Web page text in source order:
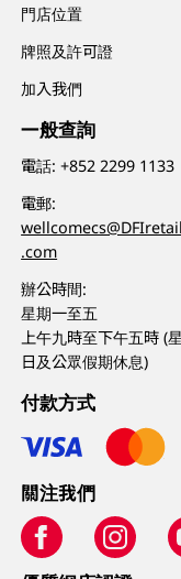
門店位置
牌照及許可證
加入我們
一般查詢
電話:+852 2299 1133
電郵:
.com
辦公時間:
星期一至五
上午九時至下午五時 (
日及公眾假期休息)
付款方式
關注我們